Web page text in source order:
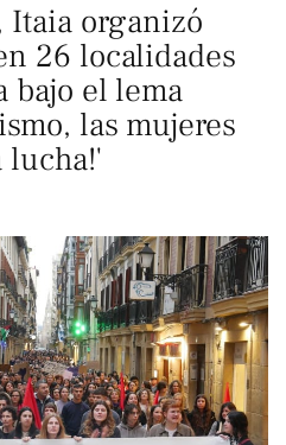
Itaia organizó
26 localidades
bajo el lema
las mujeres
lucha!'